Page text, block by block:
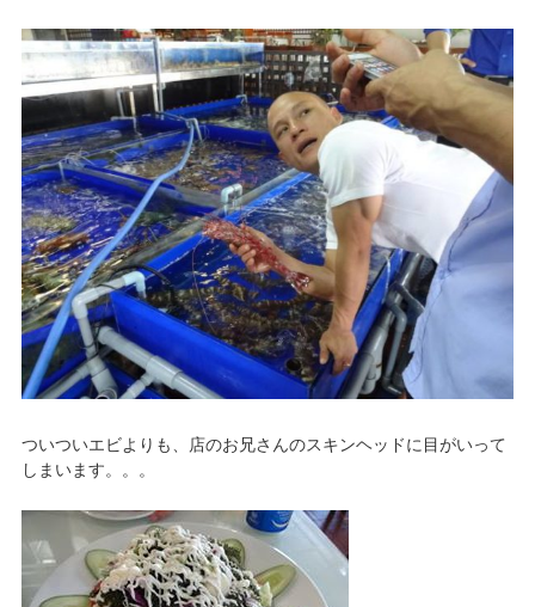
ついついエビよりも、店のお兄さんのスキンヘッドに目がいって
しまいます。。。